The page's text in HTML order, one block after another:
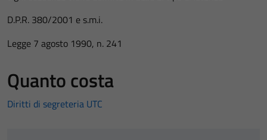
D.P.R. 380/2001 e s.m.i.
Legge 7 agosto 1990, n. 241
Quanto costa
Diritti di segreteria UTC